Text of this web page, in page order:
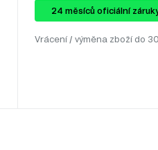
24 ​​​​měsíců oficiální
Vrácení / výměna zboží do